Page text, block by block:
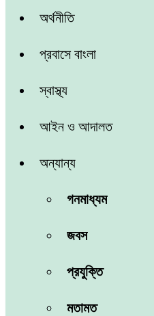
অর্থনীতি
প্রবাসে বাংলা
স্বাস্থ্য
আইন ও আদালত
অন্যান্য
গনমাধ্যম
জবস
প্রযুক্তি
মতামত